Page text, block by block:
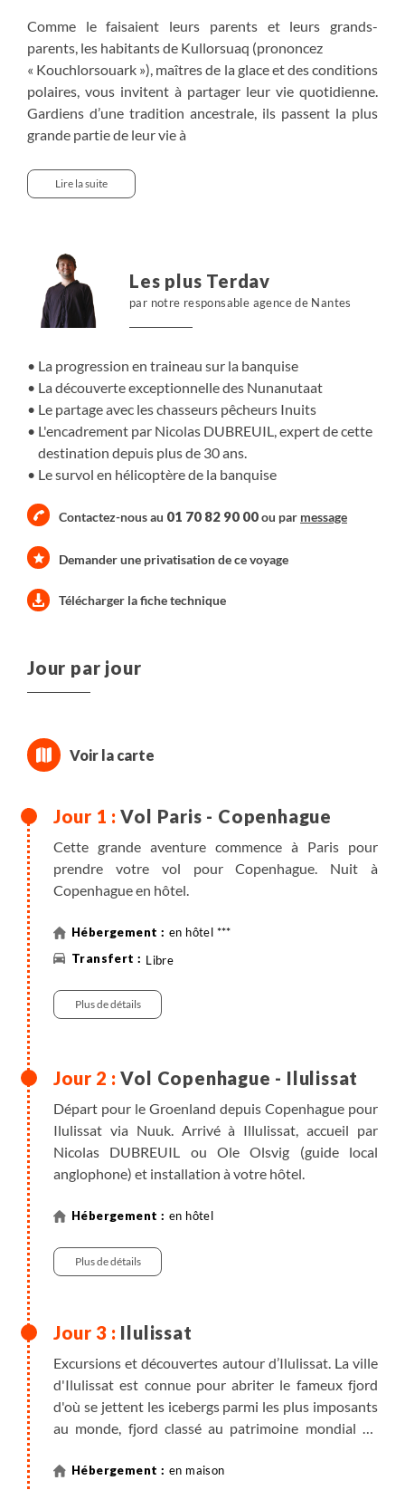
Comme le faisaient leurs parents et leurs grands-
parents, les habitants de Kullorsuaq (prononcez
« Kouchlorsouark »), maîtres de la glace et des conditions
polaires, vous invitent à partager leur vie quotidienne.
Gardiens d’une tradition ancestrale, ils passent la plus
grande partie de leur vie à
de subsistance de la pêche et de la chasse avec un
immense respect pour leur environnement nourricier. Ils
leur vie. Ils donneront le rythme de cette mission unique
et nous offriront l’accès à leur monde, leurs coutumes et
leur savoir-faire.
Il faut savoir enfin que ce territoire des Nunanutaat, n'est
rendre sur ces lieux magiques est tout simplement un
immense privilège !
Lire la suite
Les plus Terdav
par notre responsable agence de Nantes
La progression en traineau sur la banquise
La découverte exceptionnelle des Nunanutaat
Le partage avec les chasseurs pêcheurs Inuits
L'encadrement par Nicolas DUBREUIL, expert de cette
destination depuis plus de 30 ans.
Le survol en hélicoptère de la banquise
Contactez-nous au 01 70 82 90 00ou par message
Demander une privatisation de ce voyage
Télécharger la fiche technique
Jour par jour
Vol Paris - Copenhague
Cette grande aventure commence à Paris pour
prendre votre vol pour Copenhague. Nuit à
Copenhague en hôtel.
en hôtel ***
Libre
Plus de détails
Vol Copenhague - Ilulissat
Départ pour le Groenland depuis Copenhague pour
Ilulissat via Nuuk. Arrivé à Illulissat, accueil par
Nicolas DUBREUIL ou Ole Olsvig (guide local
anglophone) et installation à votre hôtel.
en hôtel
Plus de détails
Ilulissat
Excursions et découvertes autour d’Ilulissat. La ville
d'Ilulissat est connue pour abriter le fameux fjord
d'où se jettent les icebergs parmi les plus imposants
au monde, fjord classé au patrimoine mondial de
icebergs » en groenlandais.
en maison